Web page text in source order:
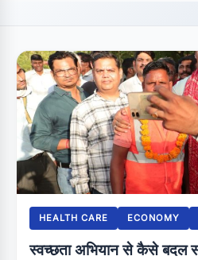
HEALTH CARE ECONOMY
स्वच्छता अभियान से कैसे बदल